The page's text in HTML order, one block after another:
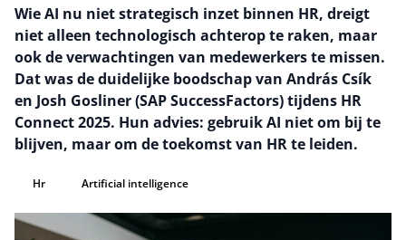
Wie AI nu niet strategisch inzet binnen HR, dreigt
niet alleen technologisch achterop te raken, maar
ook de verwachtingen van medewerkers te missen.
Dat was de duidelijke boodschap van András Csík
en Josh Gosliner (SAP SuccessFactors) tijdens HR
Connect 2025. Hun advies: gebruik AI niet om bij te
blijven, maar om de toekomst van HR te leiden.
Hr Artificial intelligence